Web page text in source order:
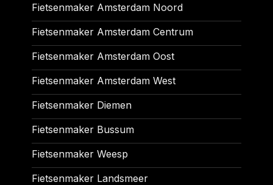
Fietsenmaker Amsterdam Noord
Fietsenmaker Amsterdam Centrum
Fietsenmaker Amsterdam Oost
Fietsenmaker Amsterdam West
Fietsenmaker Diemen
Fietsenmaker Bussum
Fietsenmaker Weesp
Fietsenmaker Landsmeer